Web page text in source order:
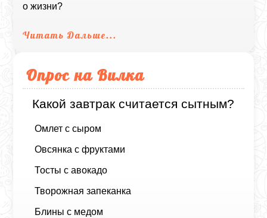
о жизни?
Читать Дальше...
Опрос на Вилка
Какой завтрак считается сытным?
Омлет с сыром
Овсянка с фруктами
Тосты с авокадо
Творожная запеканка
Блины с медом